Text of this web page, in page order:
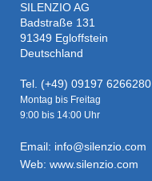
SILENZIO AG
Badstraße 131
91349 Egloffstein
Deutschland
Tel. (+49) 09197 6266280
Montag bis Freitag
9:00 bis 14:00 Uhr
Email: info@silenzio.com
Web: www.silenzio.com